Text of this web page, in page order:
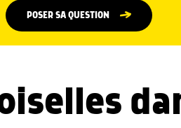
POSER SA QUESTION